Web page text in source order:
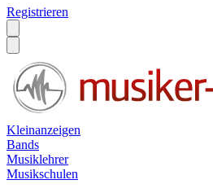
Registrieren
Kleinanzeigen
Bands
Musiklehrer
Musikschulen